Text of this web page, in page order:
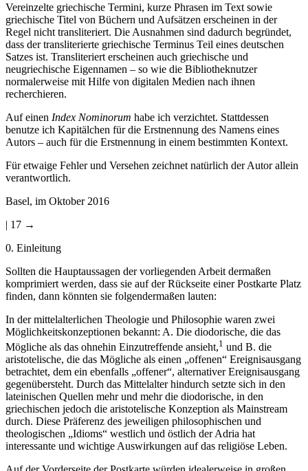
Vereinzelte griechische Termini, kurze Phrasen im Text sowie
griechische Titel von Büchern und Aufsätzen erscheinen in der
Regel nicht transliteriert. Die Ausnahmen sind dadurch begründet,
dass der transliterierte griechische Terminus Teil eines deutschen
Satzes ist. Transliteriert erscheinen auch griechische und
neugriechische Eigennamen – so wie die Bibliotheknutzer
normalerweise mit Hilfe von digitalen Medien nach ihnen
recherchieren.
Auf einen Index Nominorum habe ich verzichtet. Stattdessen
benutze ich Kapitälchen für die Erstnennung des Namens eines
Autors – auch für die Erstnennung in einem bestimmten Kontext.
Für etwaige Fehler und Versehen zeichnet natürlich der Autor allein
verantwortlich.
Basel, im Oktober 2016
| 17 →
0. Einleitung
Sollten die Hauptaussagen der vorliegenden Arbeit dermaßen
komprimiert werden, dass sie auf der Rückseite einer Postkarte Platz
finden, dann könnten sie folgendermaßen lauten:
In der mittelalterlichen Theologie und Philosophie waren zwei
Möglichkeitskonzeptionen bekannt: A. Die diodorische, die das
Mögliche als das ohnehin Einzutreffende ansieht,1 und B. die
aristotelische, die das Mögliche als einen „offenen“ Ereignisausgang
betrachtet, dem ein ebenfalls „offener“, alternativer Ereignisausgang
gegenübersteht. Durch das Mittelalter hindurch setzte sich in den
lateinischen Quellen mehr und mehr die diodorische, in den
griechischen jedoch die aristotelische Konzeption als Mainstream
durch. Diese Präferenz des jeweiligen philosophischen und
theologischen „Idioms“ westlich und östlich der Adria hat
interessante und wichtige Auswirkungen auf das religiöse Leben.